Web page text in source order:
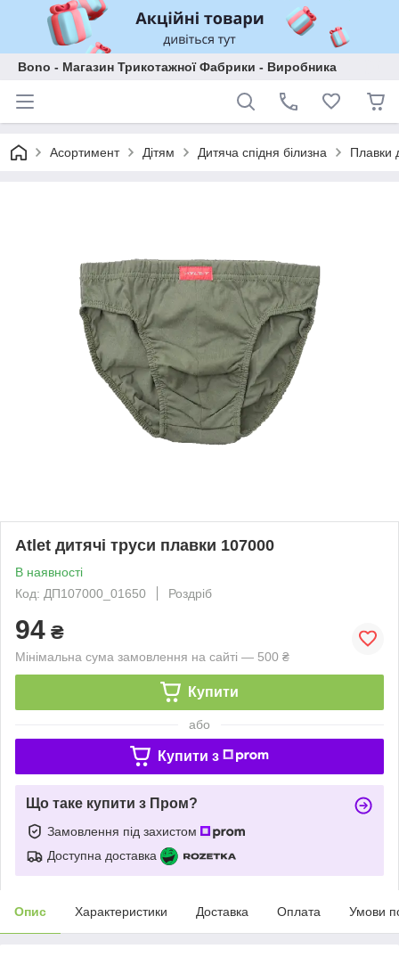
Bono - Магазин Трикотажної Фабрики - Виробника
Асортимент Дітям Дитяча спідня білизна Плавки
Atlet дитячі труси плавки 107000
В наявності
Код: ДП107000_01650
Роздріб
94 ₴
Мінімальна сума замовлення на сайті — 500 ₴
Купити
або
Купити з
Що таке купити з Пром?
Замовлення під захистом
Доступна доставка
Опис Характеристики Доставка Оплата Умови